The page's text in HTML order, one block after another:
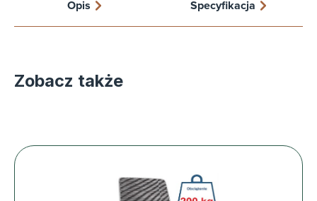
Opis Specyfikacja
Zobacz także